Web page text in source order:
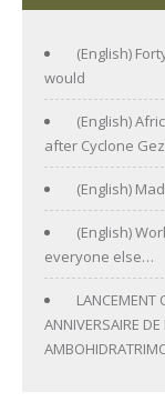
(English)
would
(English)
after Cyclone
(English)
(English)
everyone else…
LANCEMENT
ANNIVERSAIRE